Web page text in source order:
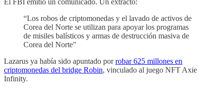
“Los robos de criptomonedas y el lavado de activos de
Corea del Norte se utilizan para apoyar los programas
de misiles balísticos y armas de destrucción masiva de
Corea del Norte"
Lazarus ya había sido apuntado porrobar 625 millones en
criptomonedas del bridge Robin, vinculado al juego NFT Axie
Infinity.